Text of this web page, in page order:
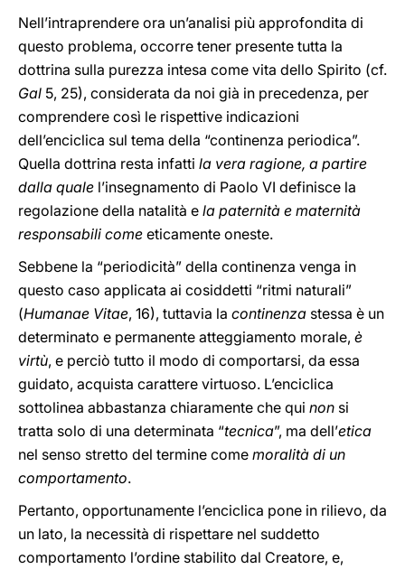
Nell’intraprendere ora un’analisi più approfondita di
questo problema, occorre tener presente tutta la
dottrina sulla purezza intesa come vita dello Spirito (cf.
Gal 5, 25), considerata da noi già in precedenza, per
comprendere così le rispettive indicazioni
dell’enciclica sul tema della “continenza periodica”.
Quella dottrina resta infatti la vera ragione, a partire
dalla quale l’insegnamento di Paolo VI definisce la
regolazione della natalità e la paternità e maternità
responsabili come eticamente oneste.
Sebbene la “periodicità” della continenza venga in
questo caso applicata ai cosiddetti “ritmi naturali”
(Humanae Vitae, 16), tuttavia la continenza stessa è un
determinato e permanente atteggiamento morale, è
virtù, e perciò tutto il modo di comportarsi, da essa
guidato, acquista carattere virtuoso. L’enciclica
sottolinea abbastanza chiaramente che qui non si
tratta solo di una determinata “tecnica”, ma dell’etica
nel senso stretto del termine come moralità di un
comportamento.
Pertanto, opportunamente l’enciclica pone in rilievo, da
un lato, la necessità di rispettare nel suddetto
comportamento l’ordine stabilito dal Creatore, e,